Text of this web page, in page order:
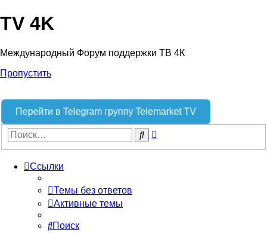
TV 4K
Международный Форум поддержки ТВ 4К
Пропустить
Перейти в Telegram группу Telemarket TV
Поиск
Ссылки
Темы без ответов
Активные темы
Поиск